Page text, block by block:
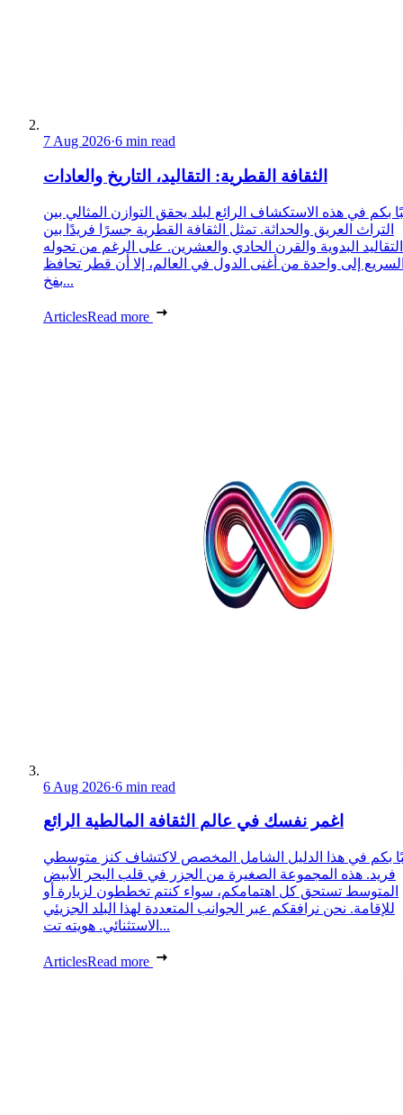
7 Aug 2026·6 min read
الثقافة القطرية: التقاليد، التاريخ والعادات
بكم في هذه الاستكشاف الرائع لبلد يحقق التوازن المثالي بين
التراث العريق والحداثة. تمثل الثقافة القطرية جسرًا فريدًا بين
التقاليد البدوية والقرن الحادي والعشرين. على الرغم من تحوله
إلى واحدة من أغنى الدول في العالم، إلا أن قطر تحافظ
بفخ...
ArticlesRead more
6 Aug 2026·6 min read
اغمر نفسك في عالم الثقافة المالطية الرائع
بكم في هذا الدليل الشامل المخصص لاكتشاف كنز متوسطي
فريد. هذه المجموعة الصغيرة من الجزر في قلب البحر الأبيض
المتوسط تستحق كل اهتمامكم، سواء كنتم تخططون لزيارة أو
للإقامة. نحن نرافقكم عبر الجوانب المتعددة لهذا البلد الجزيئي
الاستثنائي. هويته تت...
ArticlesRead more